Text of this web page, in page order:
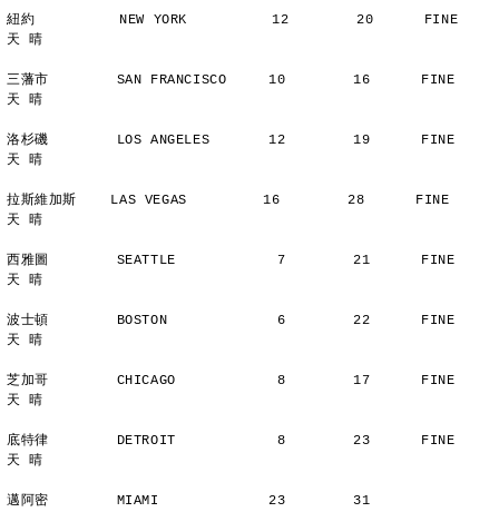
紐約          NEW YORK          12        20      FINE
天 晴
三藩市        SAN FRANCISCO     10        16      FINE
天 晴
洛杉磯        LOS ANGELES       12        19      FINE
天 晴
拉斯維加斯    LAS VEGAS         16        28      FINE
天 晴
西雅圖        SEATTLE            7        21      FINE
天 晴
波士頓        BOSTON             6        22      FINE
天 晴
芝加哥        CHICAGO            8        17      FINE
天 晴
底特律        DETROIT            8        23      FINE
天 晴
邁阿密        MIAMI             23        31